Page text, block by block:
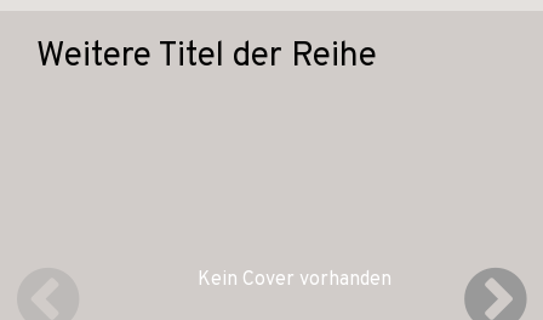
Weitere Titel der Reihe
Kein Cover vorhanden